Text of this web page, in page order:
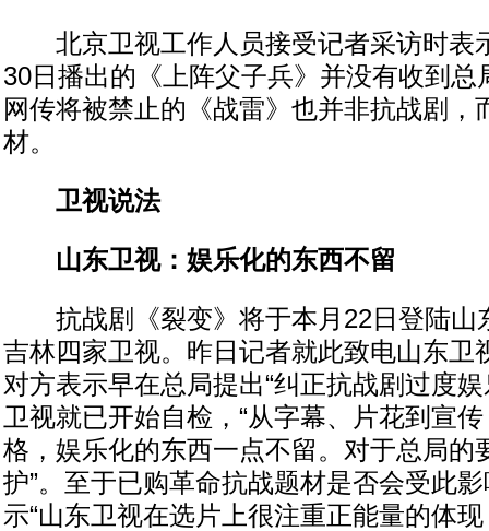
北京卫视工作人员接受记者采访时表
30日播出的《上阵父子兵》并没有收到总
网传将被禁止的《战雷》也并非抗战剧，
材。
卫视说法
山东卫视：娱乐化的东西不留
抗战剧《裂变》将于本月22日登陆山
吉林四家卫视。昨日记者就此致电山东卫
对方表示早在总局提出“纠正抗战剧过度
卫视就已开始自检，“从字幕、片花到宣
格，娱乐化的东西一点不留。对于总局的
护”。至于已购革命抗战题材是否会受此
示“山东卫视在选片上很注重正能量的体